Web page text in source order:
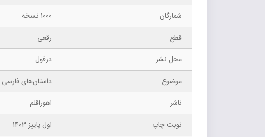
شمارگان
1000 نسخه
قطع
رقعی
محل نشر
دزفول
موضوع
داستان‌های فارسی
ناشر
اهوراقلم
نوبت چاپ
اول پاییز 1403